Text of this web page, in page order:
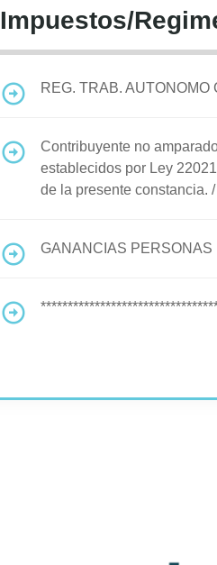
Impuestos/
REG. TRAB. AUTONOMO
Contribuyente no
establecidos por Ley
de la presente constancia. /
GANANCIAS PERSONAS